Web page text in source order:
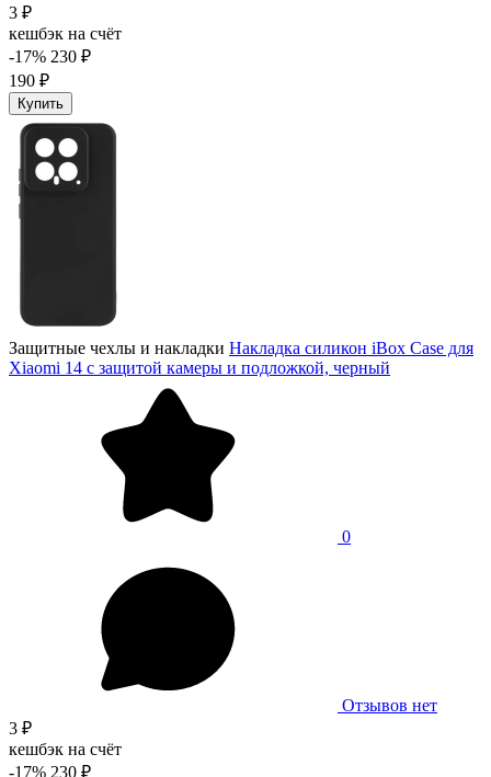
3 ₽
кешбэк на счёт
-17% 230 ₽
190 ₽
Купить
Защитные чехлы и накладки Накладка силикон iBox Case для
Xiaomi 14 с защитой камеры и подложкой, черный
0
Отзывов нет
3 ₽
кешбэк на счёт
-17% 230 ₽